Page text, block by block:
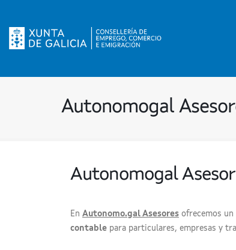
Autonomogal
Autonomogal
En Autonomo.gal Asesores ofrecemos
contable para particulares, empresas y